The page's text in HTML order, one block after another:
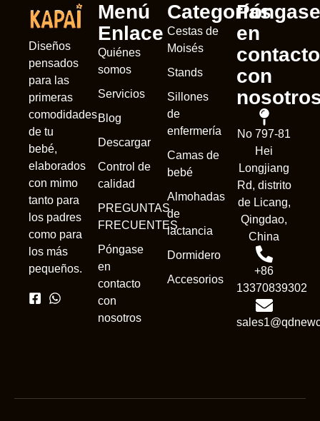
Diseños
pensados
para las
primeras
comodidades
de tu
bebé,
elaborados
con mimo
tanto para
los padres
como para
los más
pequeños.
Menú
Enlace
Quiénes
somos
Servicios
Blog
Descargar
Control de
calidad
PREGUNTAS
FRECUENTES
Póngase
en
contacto
con
nosotros
Categorías
Cestas de
Moisés
Stands
Sillones
de
enfermería
Camas de
bebé
Almohadas
de
lactancia
Dormidero
Accesorios
Póngase
en
contacto
con
No 797-81
Hei
Longjiang
Rd, distrito
de Licang,
Qingdao,
China
+86
13370839302